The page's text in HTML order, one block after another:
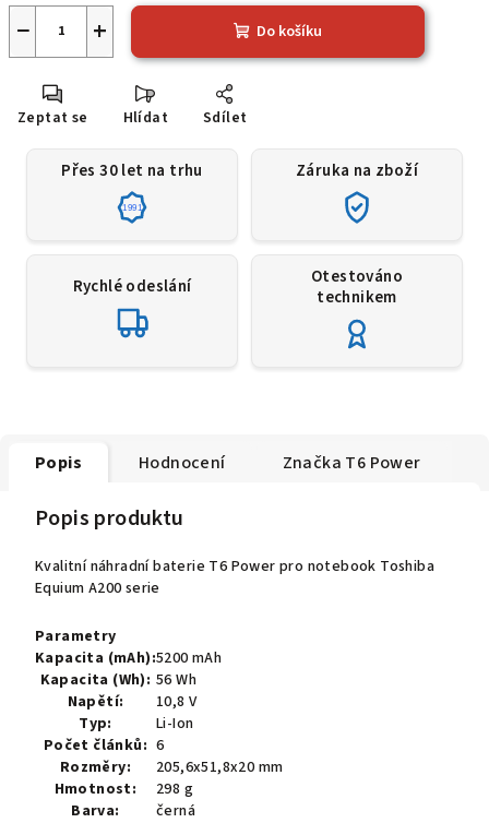
+
− Do košíku
Zeptat se Hlídat Sdílet
Přes 30 let na trhu
1991
Záruka na zboží
Rychlé odeslání
Otestováno
technikem
Popis Hodnocení Značka T6 Power
Popis produktu
Kvalitní náhradní baterie T6 Power pro notebook Toshiba
Equium A200 serie
Parametry
Kapacita (mAh):5200 mAh
Kapacita (Wh): 56 Wh
Napětí:
10,8 V
Typ:
Li-Ion
Počet článků: 6
Rozměry:
205,6x51,8x20 mm
Hmotnost:
298 g
Barva:
černá